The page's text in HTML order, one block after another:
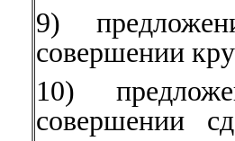
9)
совершении
10)
совершении